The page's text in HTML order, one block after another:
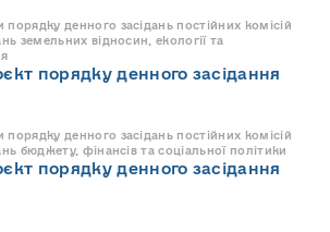
денного засідань постійних комісій
земельних відносин, екології та
порядку денного засідання
денного засідань постійних комісій
бюджету, фінансів та соціальної політики
порядку денного засідання